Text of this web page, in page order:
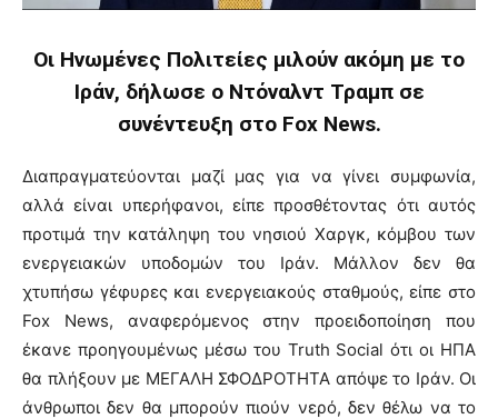
Οι Ηνωμένες Πολιτείες μιλούν ακόμη με το
Ιράν, δήλωσε ο Ντόναλντ Τραμπ σε
συνέντευξη στο Fox News.
Διαπραγματεύονται μαζί μας για να γίνει συμφωνία,
αλλά είναι υπερήφανοι, είπε προσθέτοντας ότι αυτός
προτιμά την κατάληψη του νησιού Χαργκ, κόμβου των
ενεργειακών υποδομών του Ιράν. Μάλλον δεν θα
χτυπήσω γέφυρες και ενεργειακούς σταθμούς, είπε στο
Fox News, αναφερόμενος στην προειδοποίηση που
έκανε προηγουμένως μέσω του Truth Social ότι οι ΗΠΑ
θα πλήξουν με ΜΕΓΑΛΗ ΣΦΟΔΡΟΤΗΤΑ απόψε το Ιράν. Οι
άνθρωποι δεν θα μπορούν πιούν νερό, δεν θέλω να το